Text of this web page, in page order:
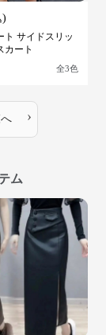
)
ト サイドスリッ
カート
全3色
›
ム